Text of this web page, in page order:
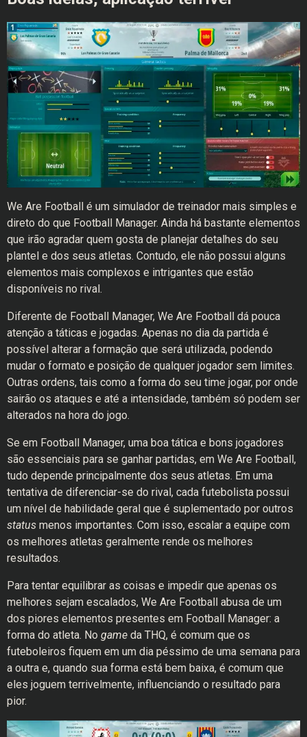
We Are Football é um simulador de treinador mais simples e
direto do que Football Manager. Ainda há bastante elementos
que irão agradar quem gosta de planejar detalhes do seu
plantel e dos seus atletas. Contudo, ele não possui alguns
elementos mais complexos e intrigantes que estão
disponíveis no rival.
Diferente de Football Manager, We Are Football dá pouca
atenção a táticas e jogadas. Apenas no dia da partida é
possível alterar a formação que será utilizada, podendo
mudar o formato e posição de qualquer jogador sem limites.
Outras ordens, tais como a forma do seu time jogar, por onde
sairão os ataques e até a intensidade, também só podem ser
alterados na hora do jogo.
Se em Football Manager, uma boa tática e bons jogadores
são essenciais para se ganhar partidas, em We Are Football,
tudo depende principalmente dos seus atletas. Em uma
tentativa de diferenciar-se do rival, cada futebolista possui
um nível de habilidade geral que é suplementado por outros
status menos importantes. Com isso, escalar a equipe com
os melhores atletas geralmente rende os melhores
resultados.
Para tentar equilibrar as coisas e impedir que apenas os
melhores sejam escalados, We Are Football abusa de um
dos piores elementos presentes em Football Manager: a
forma do atleta. No game da THQ, é comum que os
futeboleiros fiquem em um dia péssimo de uma semana para
a outra e, quando sua forma está bem baixa, é comum que
eles joguem terrivelmente, influenciando o resultado para
pior.